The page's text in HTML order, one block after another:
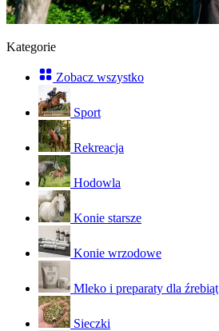
Kategorie
Zobacz wszystko
Sport
Rekreacja
Hodowla
Konie starsze
Konie wrzodowe
Mleko i preparaty dla źrebiąt
Sieczki